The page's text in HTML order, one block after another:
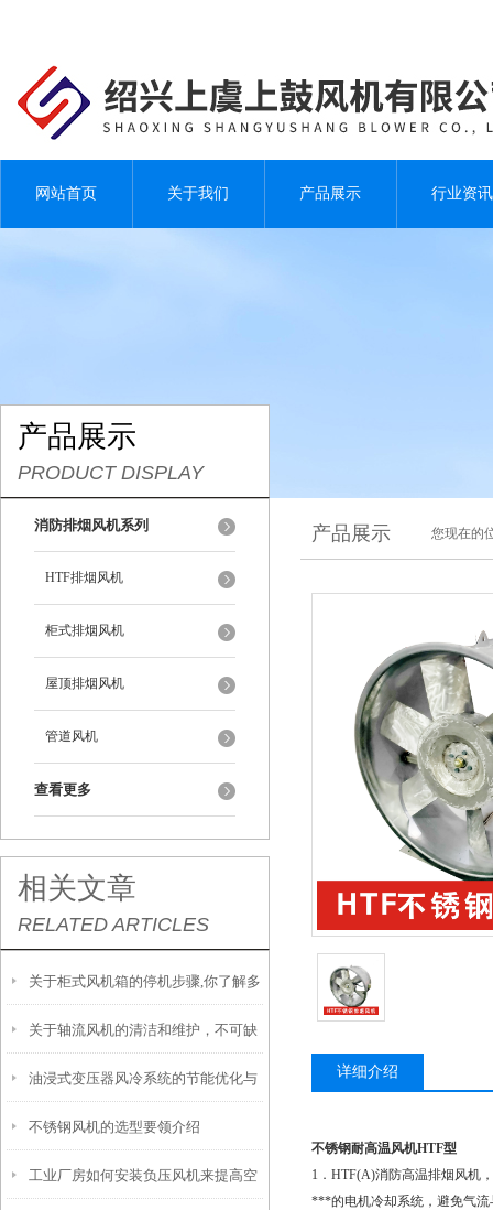
网站首页 关于我们 产品展示 行业资讯
产品展示
PRODUCT DISPLAY
消防排烟风机系列
HTF排烟风机
柜式排烟风机
屋顶排烟风机
管道风机
查看更多
相关文章
RELATED ARTICLES
关于柜式风机箱的停机步骤,你了解多
少?
关于轴流风机的清洁和维护，不可缺
油浸式变压器风冷系统的节能优化与
智能控制技术
不锈钢风机的选型要领介绍
工业厂房如何安装负压风机来提高空
产品展示 您现在的
详细介绍
不锈钢耐高温风机HTF型
1．HTF(A)消防高温排烟风机
***的电机冷却系统，避免气流